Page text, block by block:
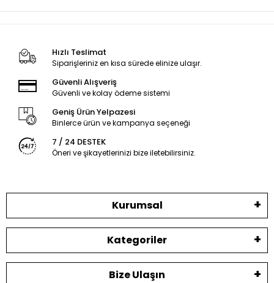
Hızlı Teslimat
Siparişleriniz en kısa sürede elinize ulaşır.
Güvenli Alışveriş
Güvenli ve kolay ödeme sistemi
Geniş Ürün Yelpazesi
Binlerce ürün ve kampanya seçeneği
7 / 24 DESTEK
Öneri ve şikayetlerinizi bize iletebilirsiniz.
Kurumsal
Kategoriler
Bize Ulaşın